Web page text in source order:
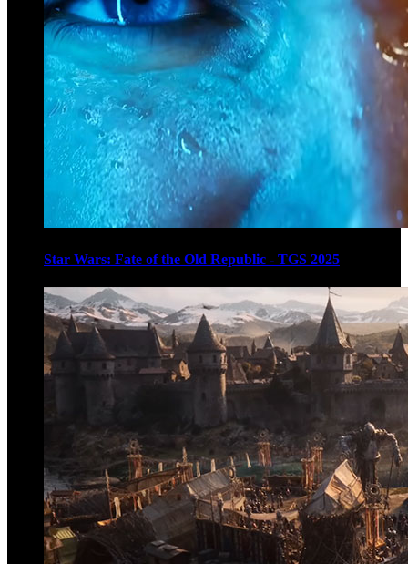
Star Wars: Fate of the Old Republic - TGS 2025